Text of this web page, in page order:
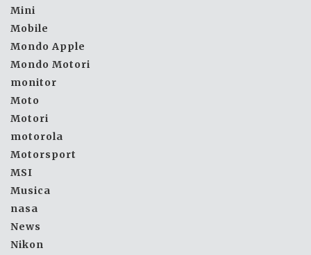
Mini
Mobile
Mondo Apple
Mondo Motori
monitor
Moto
Motori
motorola
Motorsport
MSI
Musica
nasa
News
Nikon